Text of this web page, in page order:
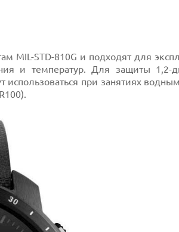
MIL-STD-810G и подходят для
и температур. Для защиты 1,2-
использоваться при занятиях